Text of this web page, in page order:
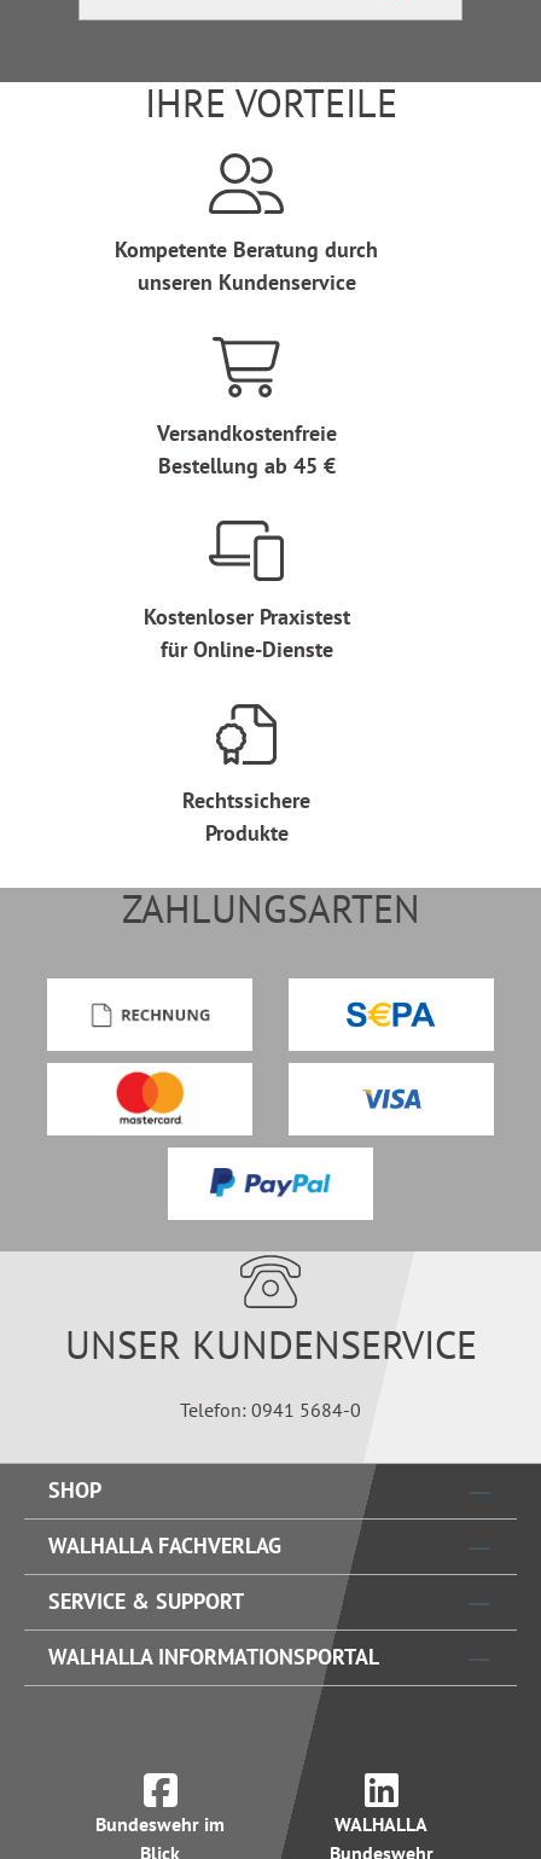
IHRE VORTEILE
Kompetente Beratung durch
unseren Kundenservice
Versandkostenfreie
Bestellung ab 45 €
Kostenloser Praxistest
für Online-Dienste
Rechtssichere
Produkte
ZAHLUNGSARTEN
UNSER KUNDENSERVICE
Telefon: 0941 5684-0
SHOP
WALHALLA FACHVERLAG
SERVICE & SUPPORT
WALHALLA INFORMATIONSPORTAL
Bundeswehr im
Blick
WALHALLA
Bundeswehr